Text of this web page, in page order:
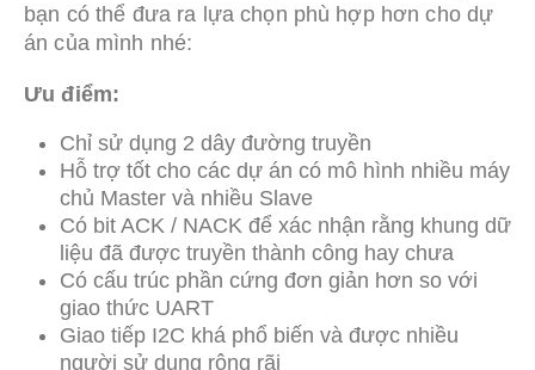
bạn có thể đưa ra lựa chọn phù hợp hơn cho dự
án của mình nhé:
Ưu điểm:
Chỉ sử dụng 2 dây đường truyền
Hỗ trợ tốt cho các dự án có mô hình nhiều máy
chủ Master và nhiều Slave
Có bit ACK / NACK để xác nhận rằng khung dữ
liệu đã được truyền thành công hay chưa
Có cấu trúc phần cứng đơn giản hơn so với
giao thức UART
Giao tiếp I2C khá phổ biến và được nhiều
người sử dụng rộng rãi